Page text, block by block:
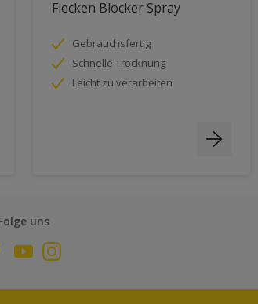
Flecken Blocker Spray
Gebrauchsfertig
Schnelle Trocknung
Leicht zu verarbeiten
uns